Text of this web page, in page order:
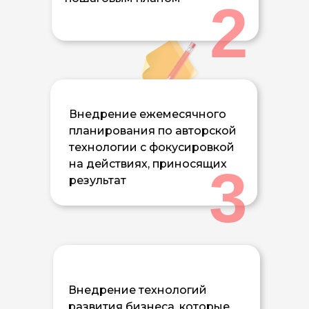
Внедрение технологий
Внедрение ежемесячного
планирования по авторской
технологии с фокусировкой
на действиях, приносящих
результат
3
2